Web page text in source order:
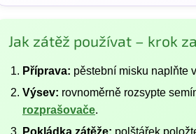
Jak zátěž používat – krok
Příprava: pěstební misku naplňte
Výsev: rovnoměrně rozsypte
rozprašovače.
Pokládka zátěže: polštářek